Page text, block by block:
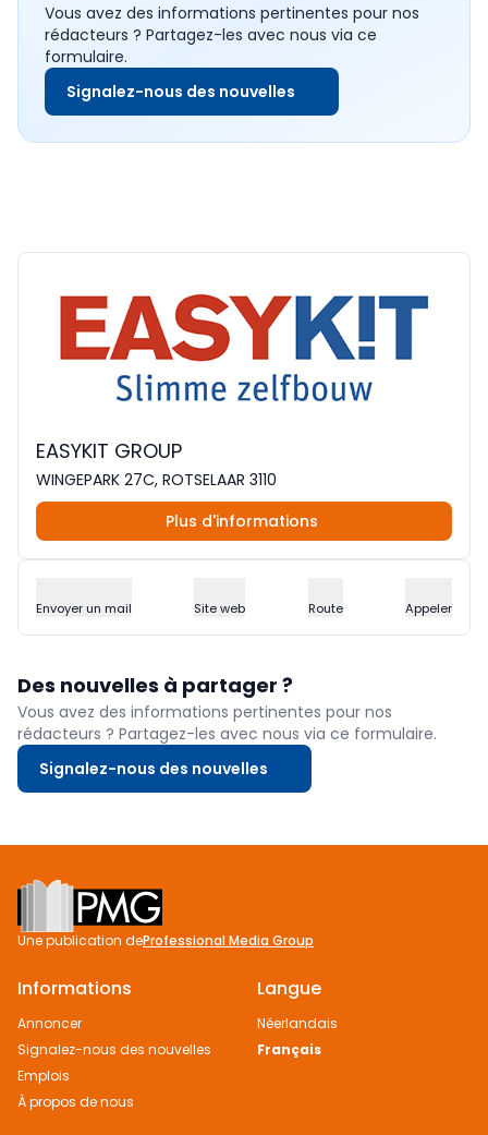
Vous avez des informations pertinentes pour nos
rédacteurs ? Partagez-les avec nous via ce
formulaire.
Signalez-nous des nouvelles
EASYKIT GROUP
WINGEPARK 27C, ROTSELAAR 3110
Plus d'informations
Envoyer un mail Site web Route Appeler
Des nouvelles à partager ?
Vous avez des informations pertinentes pour nos
rédacteurs ? Partagez-les avec nous via ce formulaire.
Signalez-nous des nouvelles
Footer
Une publication deProfessional Media Group
Informations
Annoncer
Signalez-nous des nouvelles
Emplois
À propos de nous
Langue
Néerlandais
Français